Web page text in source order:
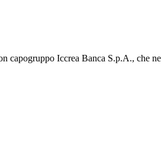
Iccrea Banca S.p.A., che